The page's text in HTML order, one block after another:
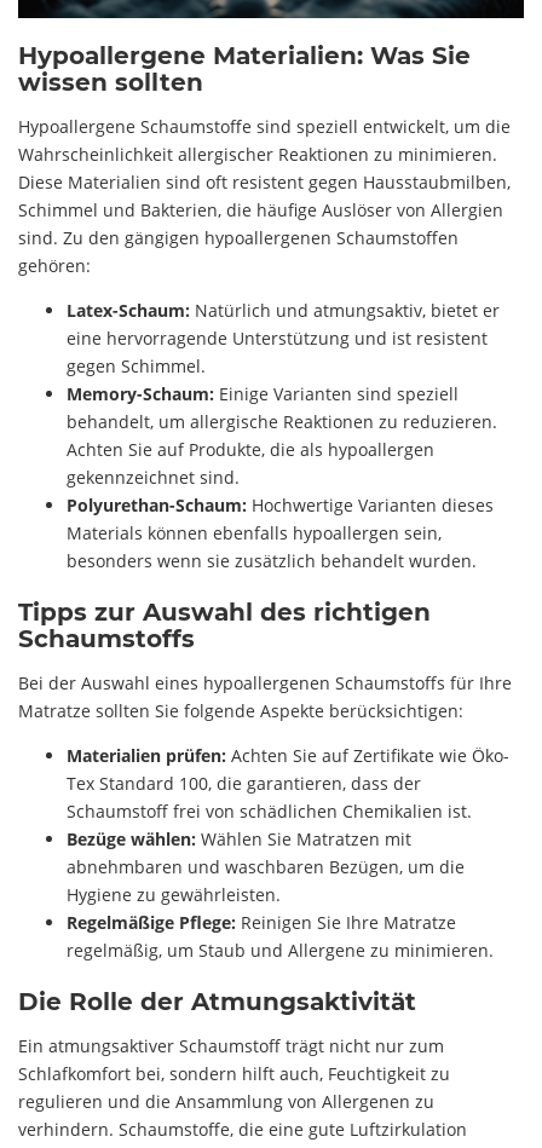
Hypoallergene Materialien: Was Sie
wissen sollten
Hypoallergene Schaumstoffe sind speziell entwickelt, um die
Wahrscheinlichkeit allergischer Reaktionen zu minimieren.
Diese Materialien sind oft resistent gegen Hausstaubmilben,
Schimmel und Bakterien, die häufige Auslöser von Allergien
sind. Zu den gängigen hypoallergenen Schaumstoffen
gehören:
Latex-Schaum: Natürlich und atmungsaktiv, bietet er
eine hervorragende Unterstützung und ist resistent
gegen Schimmel.
Memory-Schaum: Einige Varianten sind speziell
behandelt, um allergische Reaktionen zu reduzieren.
Achten Sie auf Produkte, die als hypoallergen
gekennzeichnet sind.
Polyurethan-Schaum: Hochwertige Varianten dieses
Materials können ebenfalls hypoallergen sein,
besonders wenn sie zusätzlich behandelt wurden.
Tipps zur Auswahl des richtigen
Schaumstoffs
Bei der Auswahl eines hypoallergenen Schaumstoffs für Ihre
Matratze sollten Sie folgende Aspekte berücksichtigen:
Materialien prüfen: Achten Sie auf Zertifikate wie Öko-
Tex Standard 100, die garantieren, dass der
Schaumstoff frei von schädlichen Chemikalien ist.
Bezüge wählen: Wählen Sie Matratzen mit
abnehmbaren und waschbaren Bezügen, um die
Hygiene zu gewährleisten.
Regelmäßige Pflege: Reinigen Sie Ihre Matratze
regelmäßig, um Staub und Allergene zu minimieren.
Die Rolle der Atmungsaktivität
Ein atmungsaktiver Schaumstoff trägt nicht nur zum
Schlafkomfort bei, sondern hilft auch, Feuchtigkeit zu
regulieren und die Ansammlung von Allergenen zu
verhindern. Schaumstoffe, die eine gute Luftzirkulation